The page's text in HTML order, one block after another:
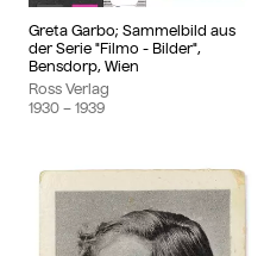
Greta Garbo; Sammelbild aus
der Serie "Filmo - Bilder",
Bensdorp, Wien
Ross Verlag
1930 – 1939